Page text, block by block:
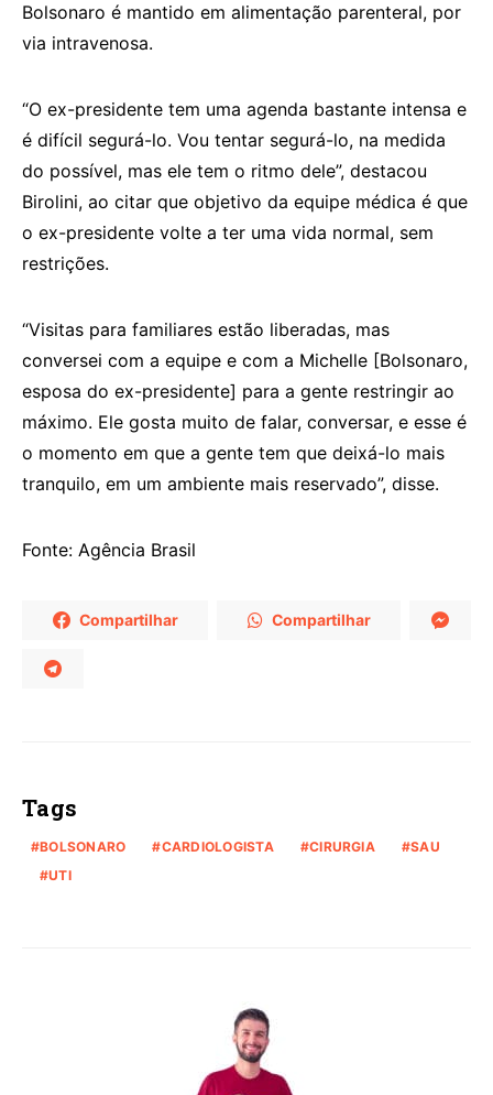
Bolsonaro é mantido em alimentação parenteral, por
via intravenosa.
“O ex-presidente tem uma agenda bastante intensa e
é difícil segurá-lo. Vou tentar segurá-lo, na medida
do possível, mas ele tem o ritmo dele”, destacou
Birolini, ao citar que objetivo da equipe médica é que
o ex-presidente volte a ter uma vida normal, sem
restrições.
“Visitas para familiares estão liberadas, mas
conversei com a equipe e com a Michelle [Bolsonaro,
esposa do ex-presidente] para a gente restringir ao
máximo. Ele gosta muito de falar, conversar, e esse é
o momento em que a gente tem que deixá-lo mais
tranquilo, em um ambiente mais reservado”, disse.
Fonte: Agência Brasil
Compartilhar Compartilhar
Tags
BOLSONARO CARDIOLOGISTA CIRURGIA
SAU
UTI